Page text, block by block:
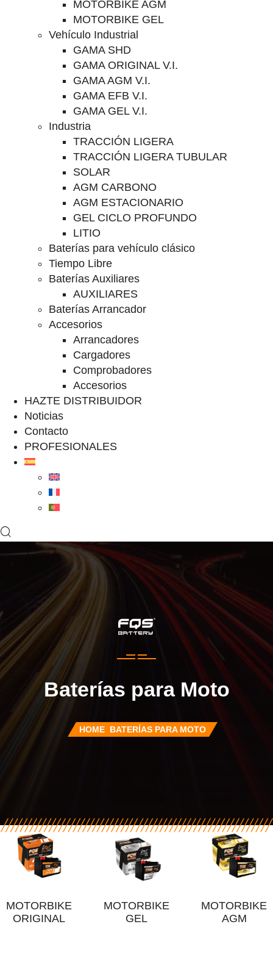
MOTORBIKE AGM
MOTORBIKE GEL
Vehículo Industrial
GAMA SHD
GAMA ORIGINAL V.I.
GAMA AGM V.I.
GAMA EFB V.I.
GAMA GEL V.I.
Industria
TRACCIÓN LIGERA
TRACCIÓN LIGERA TUBULAR
SOLAR
AGM CARBONO
AGM ESTACIONARIO
GEL CICLO PROFUNDO
LITIO
Baterías para vehículo clásico
Tiempo Libre
Baterías Auxiliares
AUXILIARES
Baterías Arrancador
Accesorios
Arrancadores
Cargadores
Comprobadores
Accesorios
HAZTE DISTRIBUIDOR
Noticias
Contacto
PROFESIONALES
Baterías para Moto
HOME BATERÍAS PARA MOTO
MOTORBIKE
ORIGINAL
MOTORBIKE
GEL
MOTORBIKE
AGM